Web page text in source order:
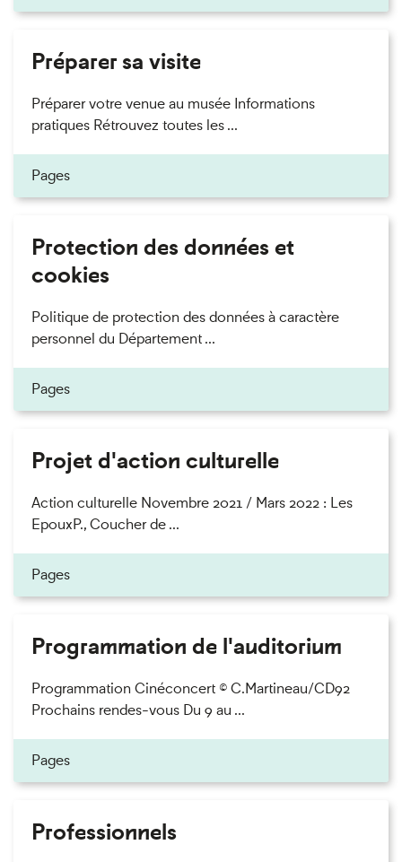
Préparer sa visite
Préparer votre venue au musée Informations
pratiques Rétrouvez toutes les ...
Pages
Protection des données et
cookies
Politique de protection des données à caractère
personnel du Département ...
Pages
Projet d'action culturelle
Action culturelle Novembre 2021 / Mars 2022 : Les
EpouxP., Coucher de ...
Pages
Programmation de l'auditorium
Programmation Cinéconcert © C.Martineau/CD92
Prochains rendes-vous Du 9 au ...
Pages
Professionnels